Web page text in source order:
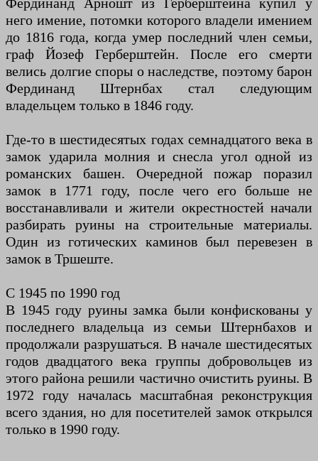
него имение, потомки которого владели имением
до 1816 года, когда умер последний член семьи,
граф Йозеф Герберштейн. После его смерти
велись долгие споры о наследстве, поэтому барон
Фердинанд Штернбах стал следующим
владельцем только в 1846 году.
Где-то в шестидесятых годах семнадцатого века в
замок ударила молния и снесла угол одной из
романских башен. Очередной пожар поразил
замок в 1771 году, после чего его больше не
восстанавливали и жители окрестностей начали
разбирать руины на строительные материалы.
Один из готических каминов был перевезен в
замок в Тршеште.
С 1945 по 1990 год
В 1945 году руины замка были конфискованы у
последнего владельца из семьи Штернбахов и
продолжали разрушаться. В начале шестидесятых
годов двадцатого века группы добровольцев из
этого района решили частично очистить руины. В
1972 году началась масштабная реконструкция
всего здания, но для посетителей замок открылся
только в 1990 году.